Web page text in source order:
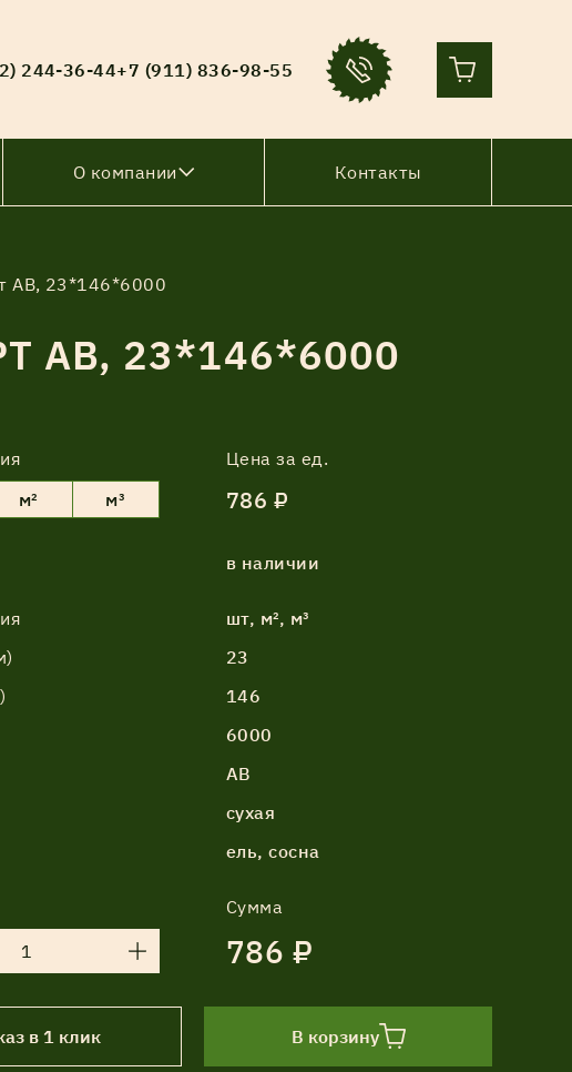
244-36-44+7 (911) 836-98-55
О компании Контакты
АВ, 23*146*6000
АВ, 23*146*6000
м² м³
Цена за ед.
786 ₽
в наличии
шт, м², м³
23
146
6000
АВ
сухая
ель, сосна
Сумма
786 ₽
в 1 клик В корзину